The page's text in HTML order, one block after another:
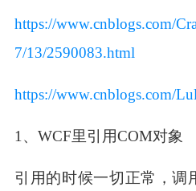
https://www.cnblogs.com/
7/13/2590083.html
https://www.cnblogs.com/
1、WCF里引用COM对象
引用的时候一切正常，调